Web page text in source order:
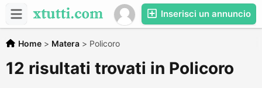
Inserisci un annuncio
Home > Matera > Policoro
12 risultati trovati in Policoro